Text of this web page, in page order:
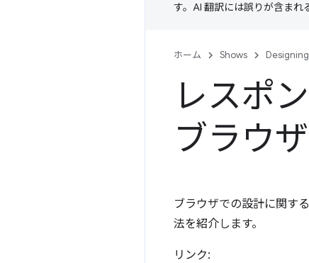
す。AI 翻訳には誤りが含まれ
ホーム Shows
レスポ
ブラウ
ブラウザでの設計に関す
法を紹介します。
リンク: